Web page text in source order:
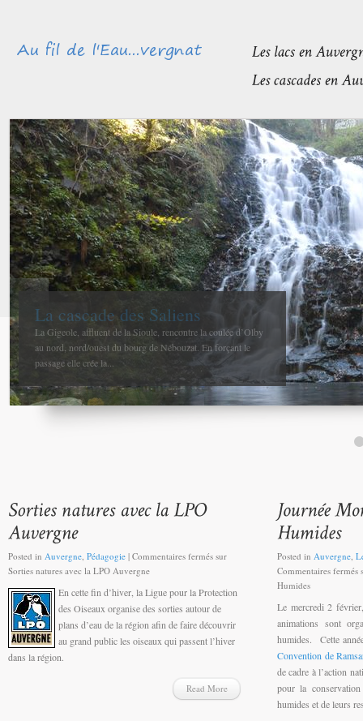
Méandres et boires de la Sioule
avant de rejoindre l’Allier
La confluence entre la Sioule et l’Allier se fait entre Contigny
et La Ferté-Hauterive peu après Saint-Pourçain sur-Sioule à...
Posted in Auvergne, Pédagogie | Commentaires fermés sur
Sorties natures avec la LPO Auvergne
En cette fin d’hiver, la Ligue pour la Protection
des Oiseaux organise des sorties autour de
plans d’eau de la région afin de faire découvrir
au grand public les oiseaux qui passent l’hiver
dans la région.
Read More
Posted in Auvergne,
Commentaires fermés
Humides
Le mercredi 2
animations sont
humides. Cette
Convention de
de cadre à l’action
pour la
humides et de leurs